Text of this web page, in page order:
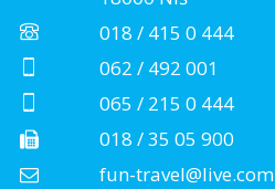
018 / 415 0 444
062 / 492 001
065 / 215 0 444
018 / 35 05 900
fun-travel@live.com